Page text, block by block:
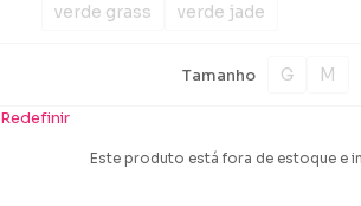
verde grass
verde jade
Tamanho G M
Redefinir
Este produto está fora de estoque e